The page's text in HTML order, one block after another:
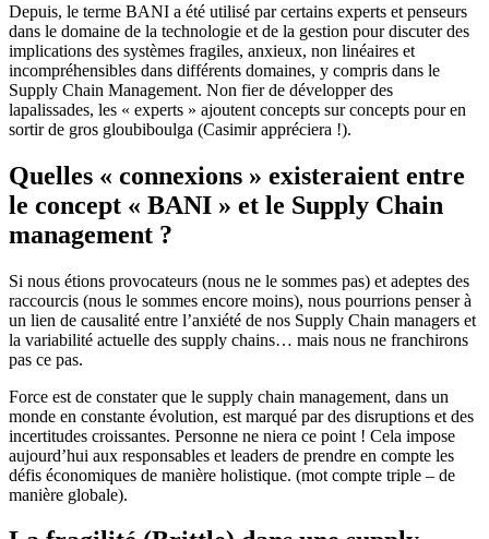
Depuis, le terme BANI a été utilisé par certains experts et penseurs
dans le domaine de la technologie et de la gestion pour discuter des
implications des systèmes fragiles, anxieux, non linéaires et
incompréhensibles dans différents domaines, y compris dans le
Supply Chain Management. Non fier de développer des
lapalissades, les « experts » ajoutent concepts sur concepts pour en
sortir de gros gloubiboulga (Casimir appréciera !).
Quelles « connexions » existeraient entre
le concept « BANI » et le Supply Chain
management ?
Si nous étions provocateurs (nous ne le sommes pas) et adeptes des
raccourcis (nous le sommes encore moins), nous pourrions penser à
un lien de causalité entre l’anxiété de nos Supply Chain managers et
la variabilité actuelle des supply chains… mais nous ne franchirons
pas ce pas.
Force est de constater que le supply chain management, dans un
monde en constante évolution, est marqué par des disruptions et des
incertitudes croissantes. Personne ne niera ce point ! Cela impose
aujourd’hui aux responsables et leaders de prendre en compte les
défis économiques de manière holistique. (mot compte triple – de
manière globale).